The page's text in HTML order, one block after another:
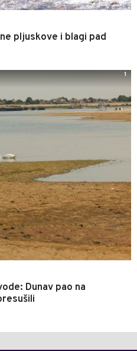
pljuskove i blagi pad
Dunav pao na
1